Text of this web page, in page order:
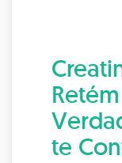
te